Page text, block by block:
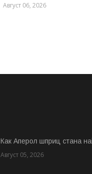
Август 06, 2026
Как Аперол шприц стана
Август 05, 2026